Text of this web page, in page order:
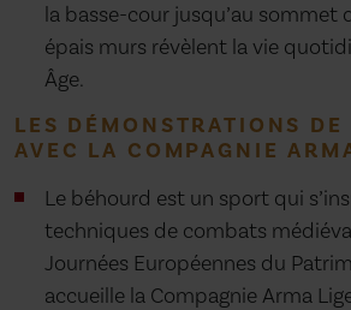
la basse-cour jusqu’au sommet
épais murs révèlent la vie
Âge.
LES DÉMONSTRATIONS DE
AVEC LA COMPAGNIE
Le béhourd est un sport qui
techniques de combats
Journées Européennes du
accueille la Compagnie Arma